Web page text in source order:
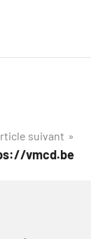
suivant
vmcd.be